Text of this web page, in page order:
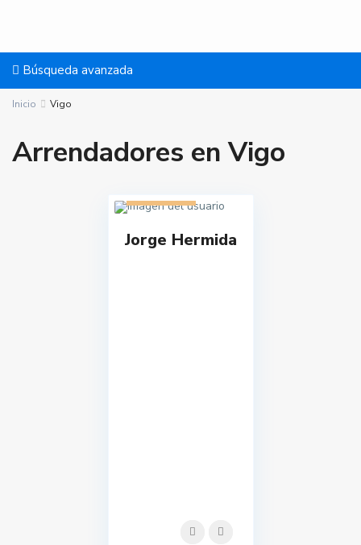
Búsqueda avanzada
Inicio Vigo
Arrendadores en Vigo
Jorge Hermida